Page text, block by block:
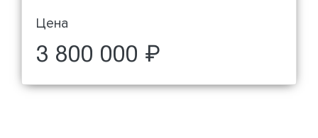
Цена
3 800 000 ₽